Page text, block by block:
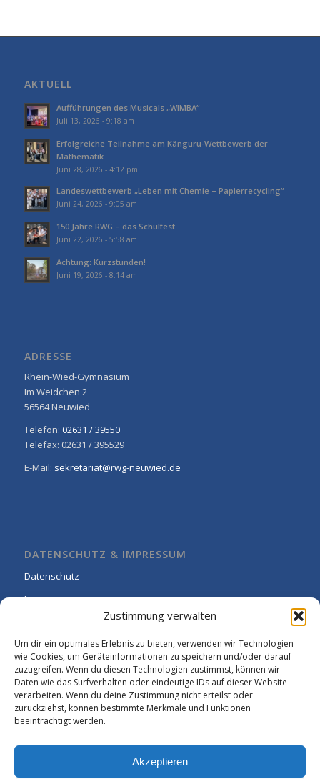
Zustimmung verwalten
Um dir ein optimales Erlebnis zu bieten, verwenden wir Technologien
wie Cookies, um Geräteinformationen zu speichern und/oder darauf
zuzugreifen. Wenn du diesen Technologien zustimmst, können wir
Daten wie das Surfverhalten oder eindeutige IDs auf dieser Website
verarbeiten. Wenn du deine Zustimmung nicht erteilst oder
zurückziehst, können bestimmte Merkmale und Funktionen
beeinträchtigt werden.
Akzeptieren
AKTUELL
Aufführungen des Musicals „WIMBA“
Juli 13, 2026 - 9:18 am
Erfolgreiche Teilnahme am Känguru-Wettbewerb der
Mathematik
Juni 28, 2026 - 4:12 pm
Landeswettbewerb „Leben mit Chemie – Papierrecycling“
Juni 24, 2026 - 9:05 am
150 Jahre RWG – das Schulfest
Juni 22, 2026 - 5:58 am
Achtung: Kurzstunden!
Juni 19, 2026 - 8:14 am
ADRESSE
Rhein-Wied-Gymnasium
Im Weidchen 2
56564 Neuwied
Telefon: 02631 / 39550
Telefax: 02631 / 395529
E-Mail: sekretariat@rwg-neuwied.de
DATENSCHUTZ & IMPRESSUM
Datenschutz
Impressum
Cookie-Richtlinie (EU)